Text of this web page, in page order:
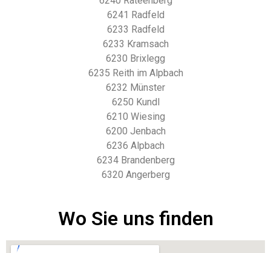
6241 Radfeld
6233 Radfeld
6233 Kramsach
6230 Brixlegg
6235 Reith im Alpbach
6232 Münster
6250 Kundl
6210 Wiesing
6200 Jenbach
6236 Alpbach
6234 Brandenberg
6320 Angerberg
Wo Sie uns finden